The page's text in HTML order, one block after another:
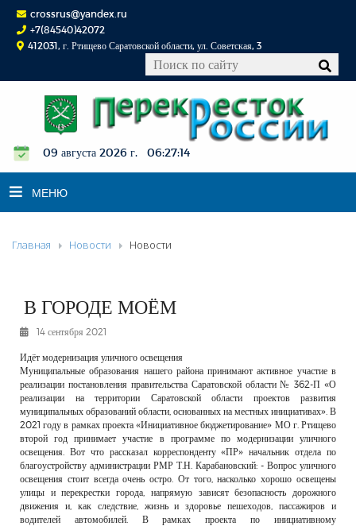
crossrus@yandex.ru
+7(84540)42072
412031, г. Ртищево Саратовской области, ул. Советская, 3
09 августа 2026 г. 06:27:15
МЕНЮ
НОВОСТИ
К СВЕДЕНИЮ
РЕКЛАМОДАТЕЛЯМ
ОБЪЯВЛЕНИЯ
КОНТАКТЫ
Главная Новости Новости
В ГОРОДЕ МОЁМ
14 сентября 2021
Идёт модернизация уличного освещения
Муниципальные образования нашего района принимают активное участие в
реализации постановления правительства Саратовской области № 362-П «О
реализации на территории Саратовской области проектов развития
муниципальных образований области, основанных на местных инициативах». В
2021 году в рамках проекта «Инициативное бюджетирование» МО г. Ртищево
второй год принимает участие в программе по модернизации уличного
освещения. Вот что рассказал корреспонденту «ПР» начальник отдела по
благоустройству администрации РМР Т.Н. Карабановский: - Вопрос уличного
освещения стоит всегда очень остро. От того, насколько хорошо освещены
улицы и перекрестки города, напрямую зависят безопасность дорожного
движения и, как следствие, жизнь и здоровье пешеходов, пассажиров и
водителей автомобилей. В рамках проекта по инициативному